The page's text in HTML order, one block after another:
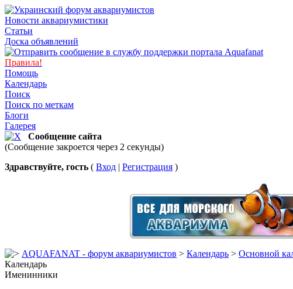
Новости аквариумистики
Статьи
Доска объявлений
Правила!
Помощь
Календарь
Поиск
Поиск по меткам
Блоги
Галерея
Сообщение сайта
(Сообщение закроется через 2 секунды)
Здравствуйте, гость ( Вход | Регистрация )
AQUAFANAT - форум аквариумистов > Календарь > Основной
Календарь
Именинники